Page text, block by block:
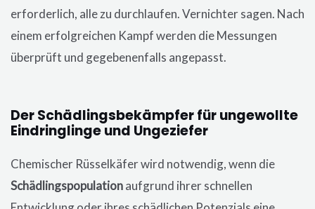
erforderlich, alle zu durchlaufen. Vernichter sagen. Nach
einem erfolgreichen Kampf werden die Messungen
überprüft und gegebenenfalls angepasst.
Der Schädlingsbekämpfer für ungewollte
Eindringlinge und Ungeziefer
Chemischer Rüsselkäfer wird notwendig, wenn die
Schädlingspopulationaufgrund ihrer schnellen